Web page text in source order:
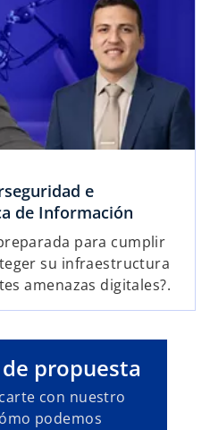
e
de Información
para cumplir
su infraestructura
amenazas digitales?.
propuesta
con nuestro
podemos